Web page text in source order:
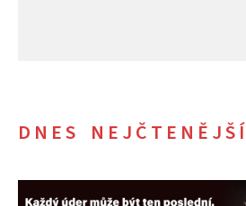
DNES NEJČTENĚJŠÍ